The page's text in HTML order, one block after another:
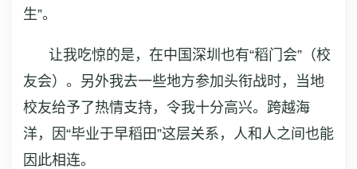
生”。
让我吃惊的是，在中国深圳也有“稻门会”（校
友会）。另外我去一些地方参加头衔战时，当地
校友给予了热情支持，令我十分高兴。跨越海
洋，因“毕业于早稻田”这层关系，人和人之间也能
因此相连。